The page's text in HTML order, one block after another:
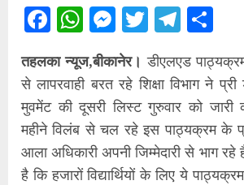
Facebook
WhatsApp
Messenger
Twitter
तहलका न्यूज,बीकानेर। डीएलएड
से लापरवाही बरत रहे शिक्षा विभाग ने
मुवमेंट की दूसरी लिस्ट गुरुवार को
महीने विलंब से चल रहे इस पाठ्यक्रम के
आला अधिकारी अपनी जिम्मेदारी से भाग
है कि हजारों विद्यार्थियों के लिए ये